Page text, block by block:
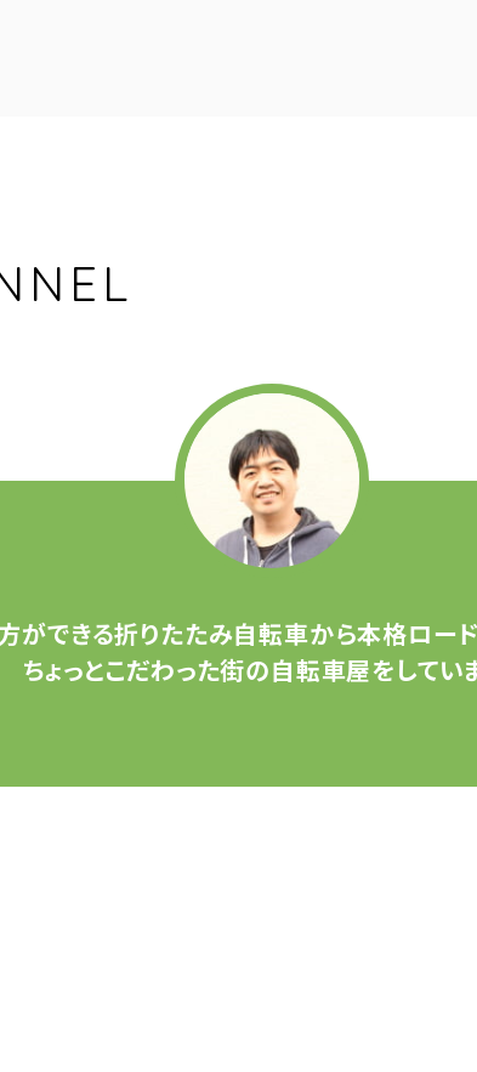
ができる折りたたみ自転車から本格ロード
ちょっとこだわった街の自転車屋をしていま